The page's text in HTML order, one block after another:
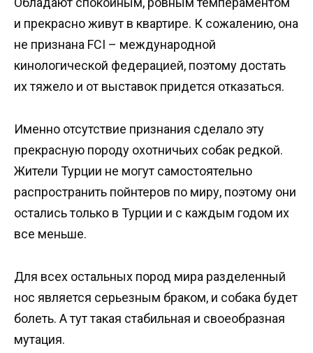
и прекрасно живут в квартире. К сожалению, она
не признана FCI – международной
кинологической федерацией, поэтому достать
их тяжело и от выставок придется отказаться.
Именно отсутствие признания сделало эту
прекрасную породу охотничьих собак редкой.
Жители Турции не могут самостоятельно
распространить пойнтеров по миру, поэтому они
остались только в Турции и с каждым годом их
все меньше.
Для всех остальных пород мира разделенный
нос является серьезным браком, и собака будет
болеть. А тут такая стабильная и своеобразная
мутация.